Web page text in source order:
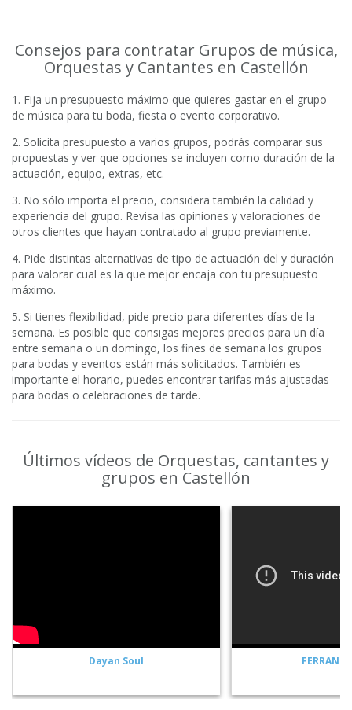
Consejos para contratar Grupos de música,
Orquestas y Cantantes en Castellón
1. Fija un presupuesto máximo que quieres gastar en el grupo
de música para tu boda, fiesta o evento corporativo.
2. Solicita presupuesto a varios grupos, podrás comparar sus
propuestas y ver que opciones se incluyen como duración de la
actuación, equipo, extras, etc.
3. No sólo importa el precio, considera también la calidad y
experiencia del grupo. Revisa las opiniones y valoraciones de
otros clientes que hayan contratado al grupo previamente.
4. Pide distintas alternativas de tipo de actuación del y duración
para valorar cual es la que mejor encaja con tu presupuesto
máximo.
5. Si tienes flexibilidad, pide precio para diferentes días de la
semana. Es posible que consigas mejores precios para un día
entre semana o un domingo, los fines de semana los grupos
para bodas y eventos están más solicitados. También es
importante el horario, puedes encontrar tarifas más ajustadas
para bodas o celebraciones de tarde.
Últimos vídeos de Orquestas, cantantes y
grupos en Castellón
Dayan Soul FERRAN